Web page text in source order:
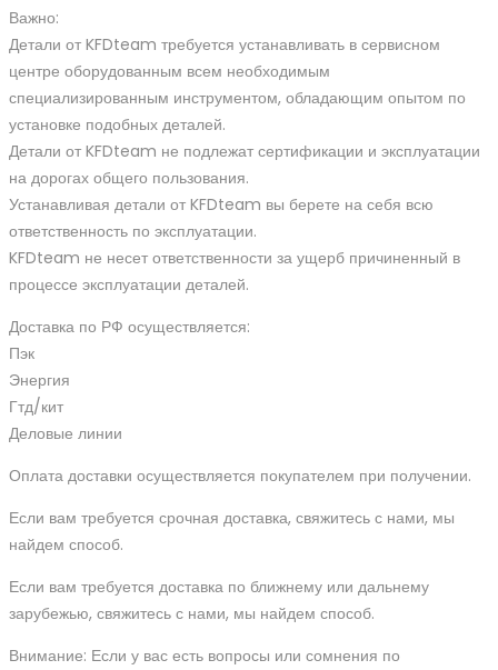
Важно:
Детали от KFDteam требуется устанавливать в сервисном
центре оборудованным всем необходимым
специализированным инструментом, обладающим опытом по
установке подобных деталей.
Детали от KFDteam не подлежат сертификации и эксплуатации
на дорогах общего пользования.
Устанавливая детали от KFDteam вы берете на себя всю
ответственность по эксплуатации.
KFDteam не несет ответственности за ущерб причиненный в
процессе эксплуатации деталей.
Доставка по РФ осуществляется:
Пэк
Энергия
Гтд/кит
Деловые линии
Оплата доставки осуществляется покупателем при получении.
Если вам требуется срочная доставка, свяжитесь с нами, мы
найдем способ.
Если вам требуется доставка по ближнему или дальнему
зарубежью, свяжитесь с нами, мы найдем способ.
Внимание: Если у вас есть вопросы или сомнения по